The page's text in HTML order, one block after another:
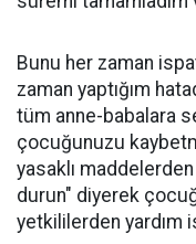
Bunu her zaman
zaman yaptığım
tüm anne-babalara
çocuğunuzu
yasaklı
durun" diyerek
yetkililerden yardım